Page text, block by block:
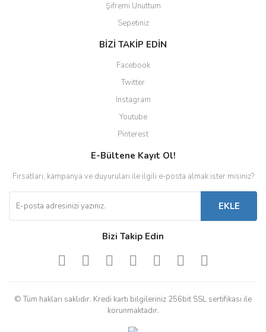
Şifremi Unuttum
Sepetiniz
BİZİ TAKİP EDİN
Facebook
Twitter
Instagram
Youtube
Pinterest
E-Bültene Kayıt Ol!
Fırsatları, kampanya ve duyuruları ile ilgili e-posta almak ister misiniz?
EKLE
Bizi Takip Edin
© Tüm hakları saklıdır. Kredi kartı bilgileriniz 256bit SSL sertifikası ile
korunmaktadır.